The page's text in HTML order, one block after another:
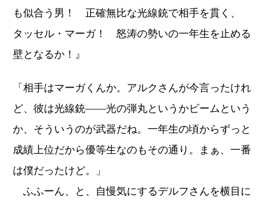
も似合う男！ 正確無比な光線銃で相手を貫く、
タッセル・マーガ！ 怒涛の勢いの一年生を止める
壁となるか！』
「相手はマーガくんか。アルクさんが今言ったけれ
ど、彼は光線銃――光の弾丸というかビームという
か、そういうのが武器だね。一年生の頃からずっと
成績上位だから優等生なのもその通り。まぁ、一番
は僕だったけど。」
ふふーん、と、自慢気にするデルフさんを横目に